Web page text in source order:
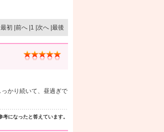
最初 |前へ |1 |次へ |最後
かり続いて、昼過ぎで
考になったと答えています。